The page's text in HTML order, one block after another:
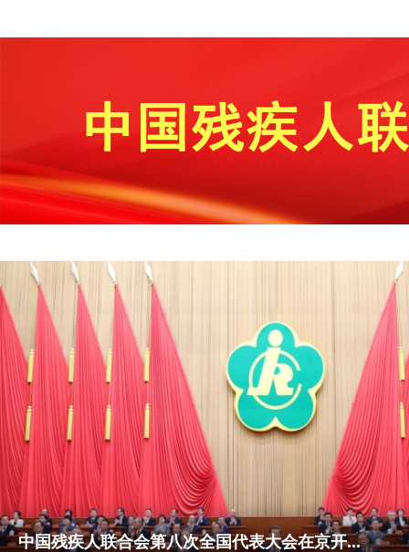
您
已
跳
过
航
区
中国残疾人联合会第八次全国代表大会在京开...